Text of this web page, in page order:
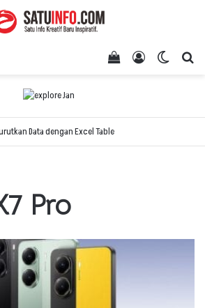
Switch
Log In
View your
Data dengan Excel Table
Pro